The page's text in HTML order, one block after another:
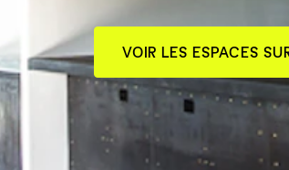
VOIR LES ESPACES